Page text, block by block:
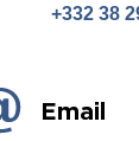
+332 38
Email